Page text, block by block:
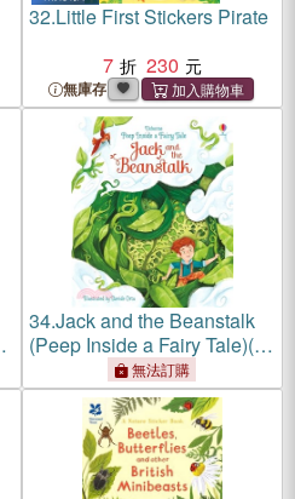
32.Little First Stickers Pirate
7
230
無庫存
34.Jack and the Beanstalk
(Peep Inside a Fairy Tale)(硬
無法訂購